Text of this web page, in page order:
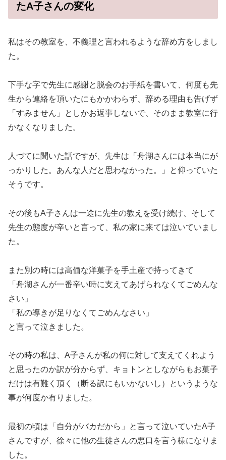
たA子さんの変化
私はその教室を、不義理と言われるような辞め方をしまし
た。
下手な字で先生に感謝と脱会のお手紙を書いて、何度も先
生から連絡を頂いたにもかかわらず、辞める理由も告げず
「すみません」としかお返事しないで、そのまま教室に行
かなくなりました。
人づてに聞いた話ですが、先生は「舟湖さんには本当にが
っかりした。あんな人だと思わなかった。」と仰っていた
そうです。
その後もA子さんは一途に先生の教えを受け続け、そして
先生の態度が辛いと言って、私の家に来ては泣いていまし
た。
また別の時には高価な洋菓子を手土産で持ってきて
「舟湖さんが一番辛い時に支えてあげられなくてごめんな
さい」
「私の導きが足りなくてごめんなさい」
と言って泣きました。
その時の私は、A子さんが私の何に対して支えてくれよう
と思ったのか訳が分からず、キョトンとしながらもお菓子
だけは有難く頂く（断る訳にもいかないし）というような
事が何度か有りました。
最初の頃は「自分がバカだから」と言って泣いていたA子
さんですが、徐々に他の生徒さんの悪口を言う様になりま
した。